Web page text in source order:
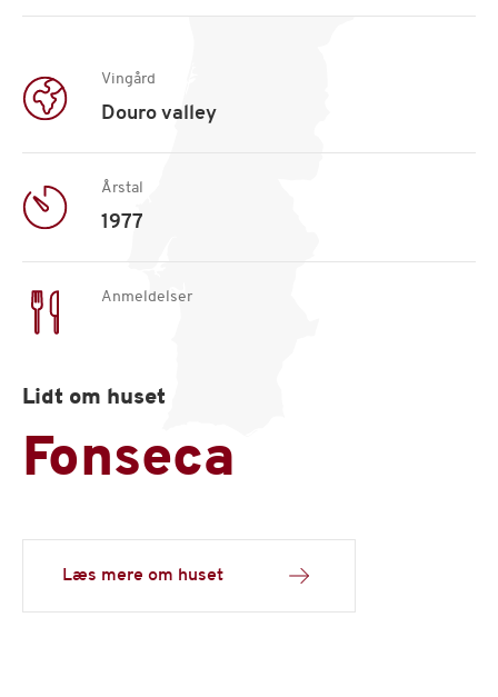
1977
Vingård
Douro valley
Årstal
1977
Anmeldelser
Lidt om huset
Fonseca
Læs mere om huset